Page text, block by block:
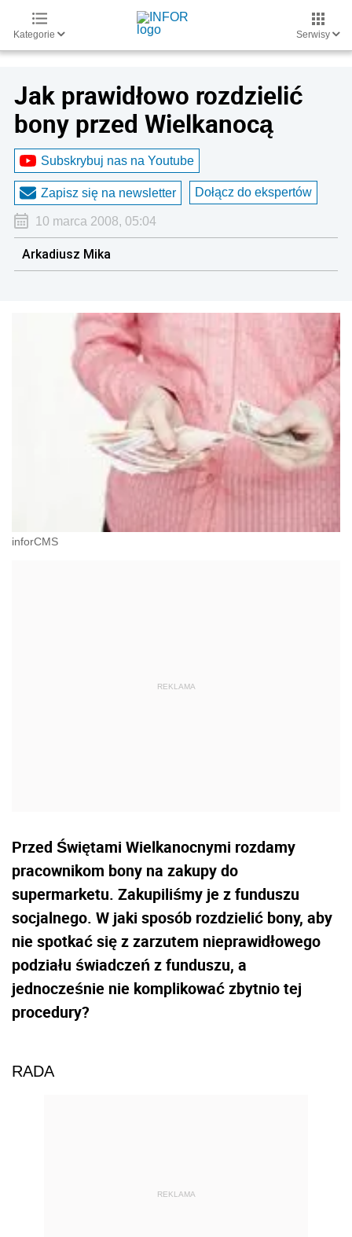
Kategorie Serwisy
Jak prawidłowo rozdzielić
bony przed Wielkanocą
Subskrybuj nas na Youtube
Zapisz się na newsletter Dołącz do ekspertów
10 marca 2008, 05:04
Arkadiusz Mika
inforCMS
Przed Świętami Wielkanocnymi rozdamy
pracownikom bony na zakupy do
supermarketu. Zakupiliśmy je z funduszu
socjalnego. W jaki sposób rozdzielić bony, aby
nie spotkać się z zarzutem nieprawidłowego
podziału świadczeń z funduszu, a
jednocześnie nie komplikować zbytnio tej
procedury?
RADA
REKLAMA